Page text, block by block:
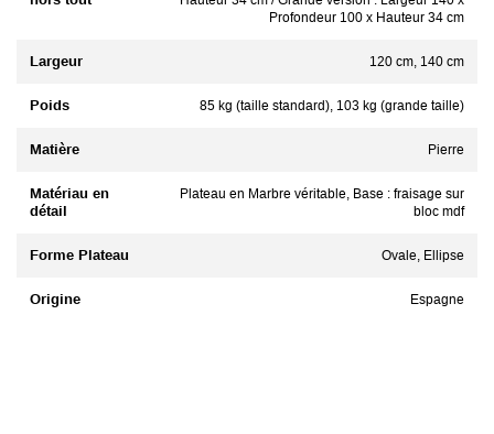
Profondeur 100 x Hauteur 34 cm
Largeur 120 cm, 140 cm
Poids 85 kg (taille standard), 103 kg (grande taille)
Matière Pierre
Matériau en
détail
Plateau en Marbre véritable, Base : fraisage sur
bloc mdf
Forme Plateau Ovale, Ellipse
Origine Espagne